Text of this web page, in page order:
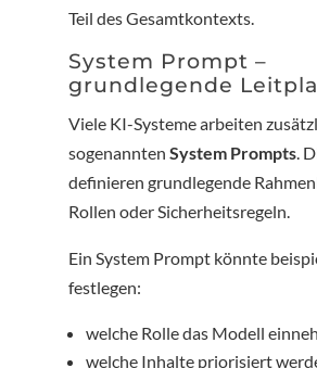
Teil des Gesamtkontexts.
System Prompt –
grundlegende
Viele KI-Systeme arbeiten
sogenannten System Prompts.
definieren grundlegende
Rollen oder Sicherheitsregeln.
Ein System Prompt könnte
festlegen:
welche Rolle das Modell
welche Inhalte priorisiert